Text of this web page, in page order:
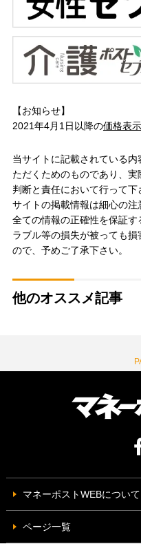
【お知らせ】
2021年4月1日以降の価格表
当サイトに記載されている
ただくためのものであり、
判断と責任において行って
サイトの掲載情報は細心の
全ての情報の正確性を保証
ラブル等の損失が被っても
ので、予めご了承下さい。
他のオススメ記事
マネーポストWEBについて
ページ一覧